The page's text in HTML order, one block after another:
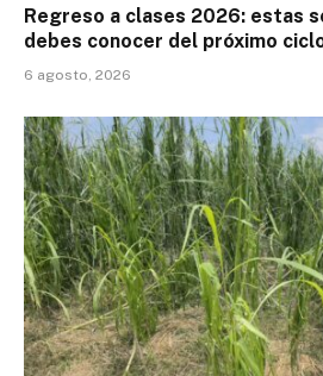
Regreso a clases 2026: estas
debes conocer del próximo
6 agosto, 2026